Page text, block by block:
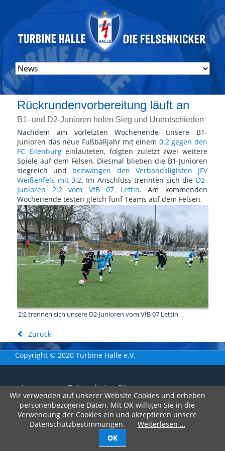
Wir verwenden auf unserer Website Cookies und erheben
personenbezogene Daten. Mit OK willigen Sie in die
Verwendung der Cookies ein und akzeptieren unsere
Datenschutzbestimmungen.
Weiterlesen …
OK
Rückrundenvorbereitung läuft an
Dienstag, 25. Januar 2022
B1- und D2-Junioren holen Sieg und Unentschieden
Nachdem am vorletzten Wochenende unsere B1-
Junioren das neue Fußballjahr mit einem 0:2 gegen den
FC Eilenburgeinläuteten, folgten zuletzt zwei weitere
Spiele auf dem Felsen. Diesmal blieben die B1-Junioren
siegreich und bezwangen den Verbandsligisten JFV
Weißenfels mit 3:2. Im Anschluss trennten sich die D2-
Junioren 2:2 vom VfB 07 Lettin. Am kommenden
Wochenende testen gleich fünf Teams auf dem Felsen.
2:2 trennen sich unsere D2-Junioren vom VfB 07 Lettin
Zurück
Copyright © 2020 Turbine Halle e.V.
Navigation
überspringen
Impressum Datenschutz Sitemap